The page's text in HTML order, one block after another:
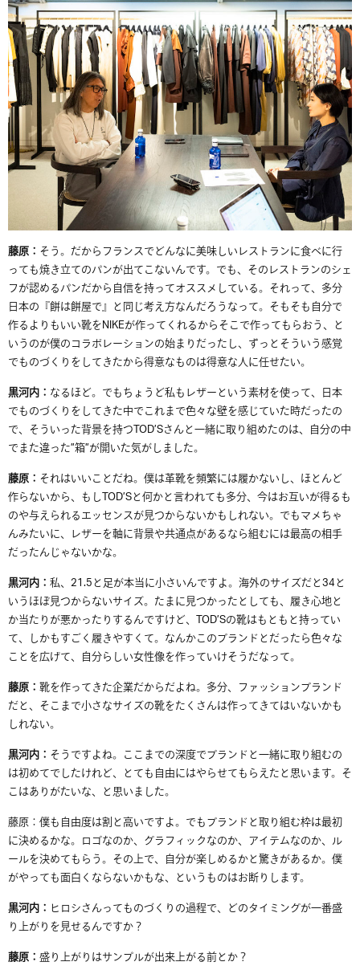
藤原： そう。だからフランスでどんなに美味しいレストランに食べに行
っても焼き立てのパンが出てこないんです。でも、そのレストランのシェ
フが認めるパンだから自信を持ってオススメしている。それって、多分
日本の『餅は餅屋で』と同じ考え方なんだろうなって。そもそも自分で
作るよりもいい靴をNIKEが作ってくれるからそこで作ってもらおう、と
いうのが僕のコラボレーションの始まりだったし、ずっとそういう感覚
でものづくりをしてきたから得意なものは得意な人に任せたい。
黒河内： なるほど。でもちょうど私もレザーという素材を使って、日本
でものづくりをしてきた中でこれまで色々な壁を感じていた時だったの
で、そういった背景を持つTOD’Sさんと一緒に取り組めたのは、自分の中
でまた違った”箱”が開いた気がしました。
藤原： それはいいことだね。僕は革靴を頻繁には履かないし、ほとんど
作らないから、もしTOD’Sと何かと言われても多分、今はお互いが得るも
のや与えられるエッセンスが見つからないかもしれない。でもマメちゃ
んみたいに、レザーを軸に背景や共通点があるなら組むには最高の相手
だったんじゃないかな。
黒河内：私、 21.5と足が本当に小さいんですよ。海外のサイズだと34と
いうほぼ見つからないサイズ。たまに見つかったとしても、履き心地と
か当たりが悪かったりするんですけど、 TOD’Sの靴はもともと持ってい
て、しかもすごく履きやすくて。なんかこのブランドとだったら色々な
ことを広げて、自分らしい女性像を作っていけそうだなって。
藤原：靴を作ってきた企業だからだよね。多分、ファッションブランド
だと、そこまで小さなサイズの靴をたくさんは作ってきてはいないかも
しれない。
黒河内： そうですよね。ここまでの深度でブランドと一緒に取り組むの
は初めてでしたけれど、 とても自由にはやらせてもらえたと思います。そ
こはありがたいな、と思いました。
藤原：僕も自由度は割と高いですよ。 でもブランドと取り組む枠は最初
に決めるかな。ロゴなのか、グラフィックなのか、アイテムなのか、ル
ールを決めてもらう。その上で、自分が楽しめるかと驚きがあるか。僕
がやっても面白くならないかもな、というものはお断りします。
黒河内： ヒロシさんってものづくりの過程で、どのタイミングが一番盛
り上がりを見せるんですか？
藤原：盛り上がりはサンプルが出来上がる前とか？